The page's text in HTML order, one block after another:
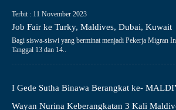
Terbit : 11 November 2023
Job Fair ke Turky, Maldives, Dubai, Kuwait
Bagi siswa-siswi yang berminat menjadi Pekerja Migran
Tanggal 13 dan 14..
I Gede Sutha Binawa Berangkat ke-
Wayan Nurina Keberangkatan 3 Kali